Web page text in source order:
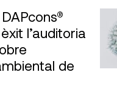
l’auditoria
de